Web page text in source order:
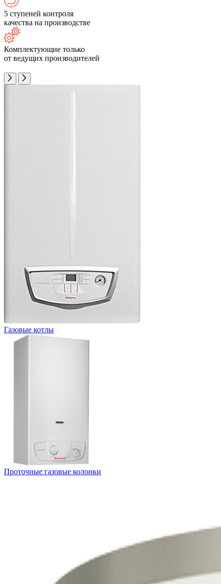
5 ступеней контроля
качества на производстве
Комплектующие только
от ведущих производителей
Газовые котлы
Проточные газовые колонки